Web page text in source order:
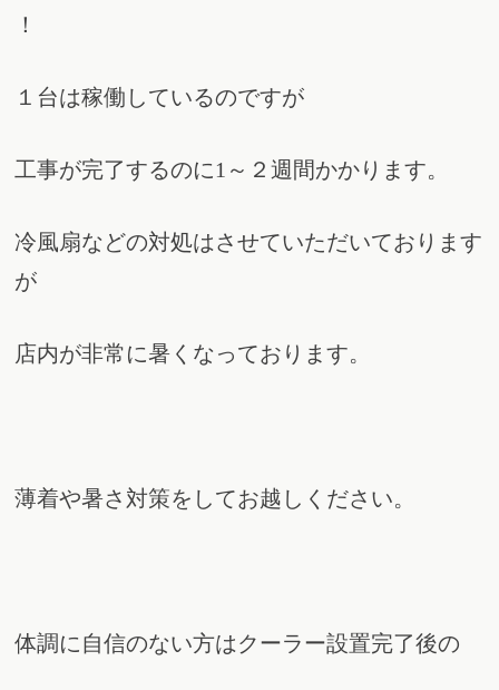
！
１台は稼働しているのですが
工事が完了するのに1～２週間かかります。
冷風扇などの対処はさせていただいております
が
店内が非常に暑くなっております。
薄着や暑さ対策をしてお越しください。
体調に自信のない方はクーラー設置完了後の